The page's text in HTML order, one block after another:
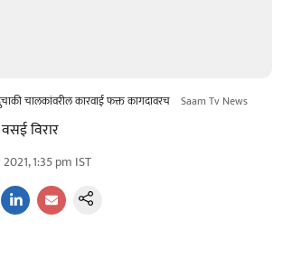
चालकांवरील कारवाई फक्त कागदावरच Saam Tv News
विरार
1:35 pm IST